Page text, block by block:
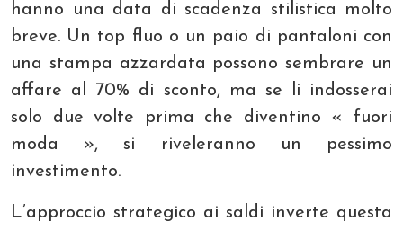
hanno una data di scadenza stilistica molto
breve. Un top fluo o un paio di pantaloni con
una stampa azzardata possono sembrare un
affare al 70% di sconto, ma se li indosserai
solo due volte prima che diventino « fuori
moda », si riveleranno un pessimo
investimento.
L’approccio strategico ai saldi inverte questa